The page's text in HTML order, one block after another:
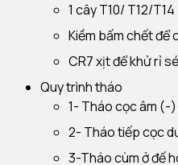
1 cây T10/ T12/T14
Kiềm bấm chết để
CR7 xịt để khử rỉ
Quy trình tháo
1- Tháo cọc âm (-
2- Tháo tiếp cọc
3-Tháo cùm ở đế